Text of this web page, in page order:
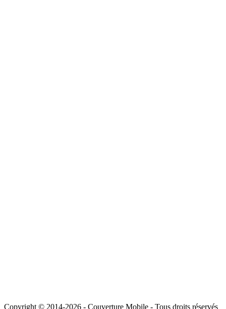
Copyright © 2014-2026 - Couverture Mobile - Tous droits réservés